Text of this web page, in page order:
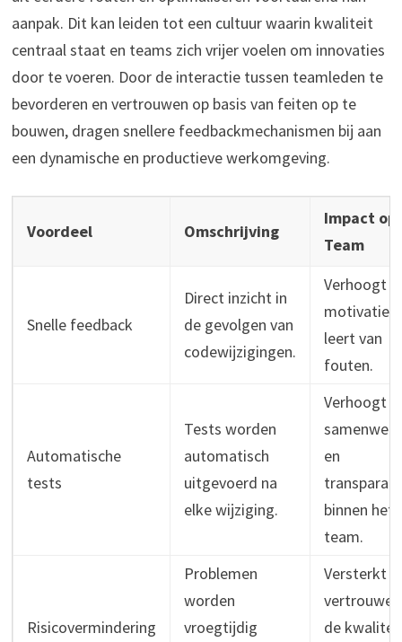
aanpak. Dit kan leiden tot een cultuur waarin kwaliteit
centraal staat en teams zich vrijer voelen om innovaties
door te voeren. Door de interactie tussen teamleden te
bevorderen en vertrouwen op basis van feiten op te
bouwen, dragen snellere feedbackmechanismen bij aan
een dynamische en productieve werkomgeving.
Voordeel Omschrijving
Impact op
Team
Snelle feedback
Direct inzicht in
de gevolgen van
codewijzigingen.
Verhoogt
motivatie
leert van
fouten.
Automatische
tests
Tests worden
automatisch
uitgevoerd na
elke wijziging.
Verhoogt
en
binnen het
team.
Risicovermindering
Problemen
worden
vroegtijdig
Versterkt
de